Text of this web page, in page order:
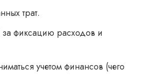
трат.
за фиксацию расходов и
учетом финансов (чего